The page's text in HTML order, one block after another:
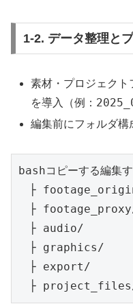
1-2. データ整理と
素材・プロジェクト
を導入（例：
編集前にフォルダ構
bashコピーする編集
├
├
├ audio/
├ graphics/
├ export/